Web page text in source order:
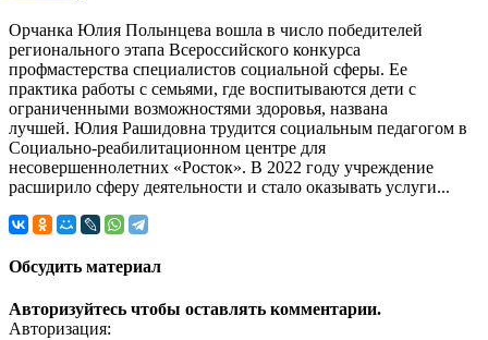
Орчанка Юлия Полынцева вошла в число победителей
регионального этапа Всероссийского конкурса
профмастерства специалистов социальной сферы. Ее
практика работы с семьями, где воспитываются дети с
ограниченными возможностями здоровья, названа
лучшей. Юлия Рашидовна трудится социальным педагогом в
Социально-реабилитационном центре для
несовершеннолетних «Росток». В 2022 году учреждение
расширило сферу деятельности и стало оказывать услуги...
Обсудить материал
Авторизуйтесь чтобы оставлять комментарии.
Авторизация: